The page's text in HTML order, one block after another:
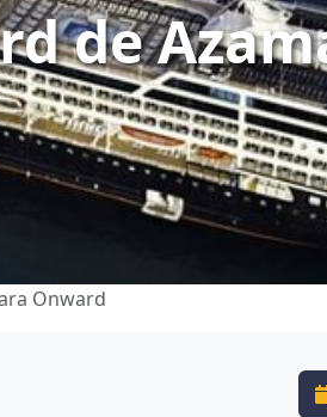
de
Onward